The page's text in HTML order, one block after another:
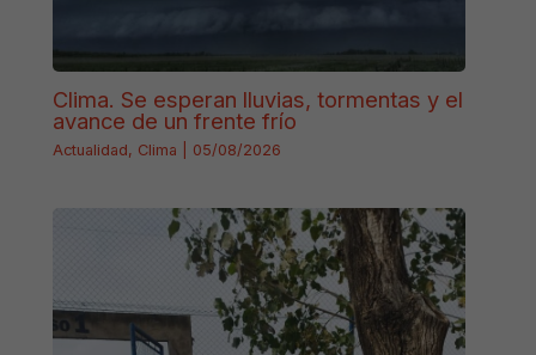
Clima. Se esperan lluvias, tormentas y el
avance de un frente frío
Actualidad, Clima 05/08/2026